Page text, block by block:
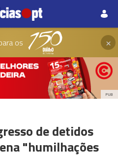
os ×
PUB
de detidos
"humilhações